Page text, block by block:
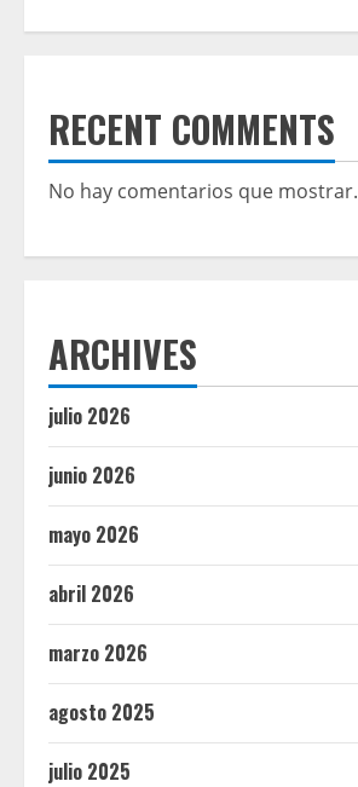
RECENT COMMENTS
No hay comentarios que mostrar.
ARCHIVES
julio 2026
junio 2026
mayo 2026
abril 2026
marzo 2026
agosto 2025
julio 2025